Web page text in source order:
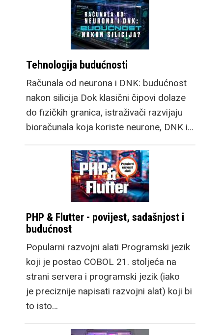
Tehnologija budućnosti
Računala od neurona i DNK: budućnost
nakon silicija Dok klasični čipovi dolaze
do fizičkih granica, istraživači razvijaju
bioračunala koja koriste neurone, DNK i…
PHP & Flutter - povijest, sadašnjost i
budućnost
Popularni razvojni alati Programski jezik
koji je postao COBOL 21. stoljeća na
strani servera i programski jezik (iako
je preciznije napisati razvojni alat) koji bi
to isto…